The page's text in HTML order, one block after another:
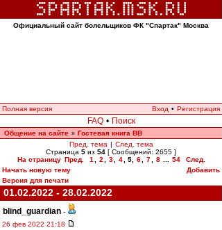
Официальный сайт болельщиков ФК "Спартак" Москва
Полная версия Вход • Регистрация
FAQ • Поиск
Общение на сайте » Гостевая книга ВВ
Пред. тема | След. тема
Страница 5 из 54 [ Сообщений: 2655 ]
На страницу Пред. 1 2 3 4 5, 6 7 8 54
След.
Начать новую тему
Добавить
Версия для печати
01.02.2022 - 28.02.2022
blind_guardian -
26 фев 2022 21:18